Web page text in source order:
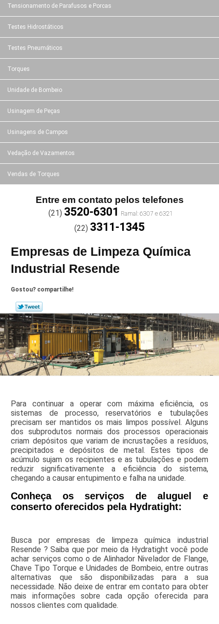
Tensionamento de Parafusos e Porcas
Testes Hidrostáticos
Testes Pneumáticos
Torques
Unidade de Bombeio
Usinagem de Peças
Usinagens de Campos
Vedação de Vazamentos
Vendas de Torques
Entre em contato pelos telefones
(21) 3520-6301
(22) 3311-1345
Empresas de Limpeza Química
Industrial Resende
Gostou? compartilhe!
Para continuar a operar com máxima eficiência, os
sistemas de processo, reservatórios e tubulações
precisam ser mantidos os mais limpos possível. Alguns
dos subprodutos normais dos processos operacionais
criam depósitos que variam de incrustações a resíduos,
precipitados e depósitos de metal. Estes tipos de
acúmulo sujam os recipientes e as tubulações e podem
reduzir significativamente a eficiência do sistema,
chegando a causar entupimento e falha na unidade.
Conheça os serviços de aluguel e
conserto oferecidos pela Hydratight:
Busca por empresas de limpeza química industrial
Resende ? Saiba que por meio da Hydratight você pode
achar serviços como o de Alinhador Nivelador de Flange,
Chave Tipo Torque e Unidades de Bombeio, entre outras
alternativas que são disponibilizadas para a sua
necessidade. Não deixe de entrar em contato para obter
mais informações sobre cada opção oferecida para
nossos clientes com qualidade.